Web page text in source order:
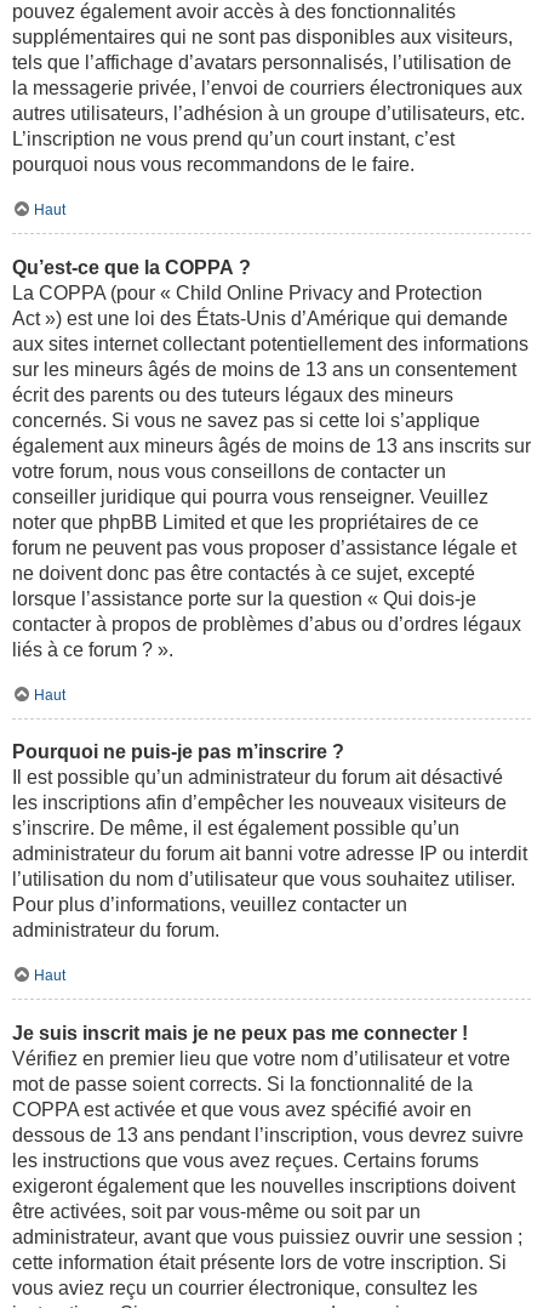
pouvez également avoir accès à des fonctionnalités
supplémentaires qui ne sont pas disponibles aux visiteurs,
tels que l’affichage d’avatars personnalisés, l’utilisation de
la messagerie privée, l’envoi de courriers électroniques aux
autres utilisateurs, l’adhésion à un groupe d’utilisateurs, etc.
L’inscription ne vous prend qu’un court instant, c’est
pourquoi nous vous recommandons de le faire.
Haut
Qu’est-ce que la COPPA ?
La COPPA (pour « Child Online Privacy and Protection
Act ») est une loi des États-Unis d’Amérique qui demande
aux sites internet collectant potentiellement des informations
sur les mineurs âgés de moins de 13 ans un consentement
écrit des parents ou des tuteurs légaux des mineurs
concernés. Si vous ne savez pas si cette loi s’applique
également aux mineurs âgés de moins de 13 ans inscrits sur
votre forum, nous vous conseillons de contacter un
conseiller juridique qui pourra vous renseigner. Veuillez
noter que phpBB Limited et que les propriétaires de ce
forum ne peuvent pas vous proposer d’assistance légale et
ne doivent donc pas être contactés à ce sujet, excepté
lorsque l’assistance porte sur la question « Qui dois-je
contacter à propos de problèmes d’abus ou d’ordres légaux
liés à ce forum ? ».
Haut
Pourquoi ne puis-je pas m’inscrire ?
Il est possible qu’un administrateur du forum ait désactivé
les inscriptions afin d’empêcher les nouveaux visiteurs de
s’inscrire. De même, il est également possible qu’un
administrateur du forum ait banni votre adresse IP ou interdit
l’utilisation du nom d’utilisateur que vous souhaitez utiliser.
Pour plus d’informations, veuillez contacter un
administrateur du forum.
Haut
Je suis inscrit mais je ne peux pas me connecter !
Vérifiez en premier lieu que votre nom d’utilisateur et votre
mot de passe soient corrects. Si la fonctionnalité de la
COPPA est activée et que vous avez spécifié avoir en
dessous de 13 ans pendant l’inscription, vous devrez suivre
les instructions que vous avez reçues. Certains forums
exigeront également que les nouvelles inscriptions doivent
être activées, soit par vous-même ou soit par un
administrateur, avant que vous puissiez ouvrir une session ;
cette information était présente lors de votre inscription. Si
vous aviez reçu un courrier électronique, consultez les